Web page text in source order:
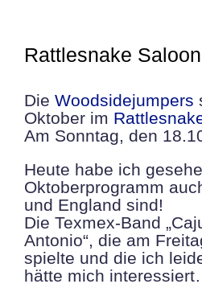
Rattlesnake Saloon
Die Woodsidejumpers
Oktober im
Am Sonntag, den
Heute habe ich
Oktoberprogramm
und England sind!
Die Texmex-Band
Antonio“, die am
spielte und die ich
hätte mich